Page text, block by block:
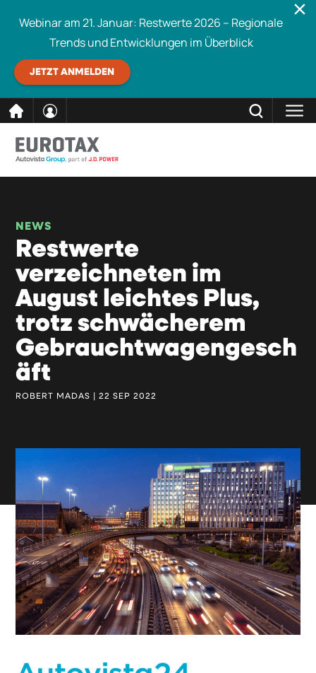
Inhalt
Webinar am 21. Januar: Restwerte 2026 – Regionale
Trends und Entwicklungen im Überblick
JETZT ANMELDEN
NEWS
Restwerte
verzeichneten im
August leichtes Plus,
trotz schwächerem
Gebrauchtwagengesch
äft
ROBERT MADAS | 22 SEP 2022